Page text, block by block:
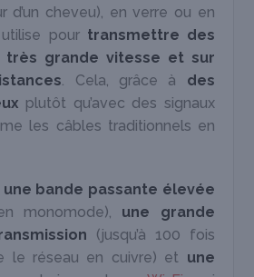
d’un cheveu), en verre ou en
utilise pour transmettre des
très grande vitesse et sur
. Cela, grâce à des
plutôt qu’avec des signaux
les câbles traditionnels en
une bande passante élevée
monomode), une grande
(jusqu’à 100 fois
le réseau en cuivre) et une